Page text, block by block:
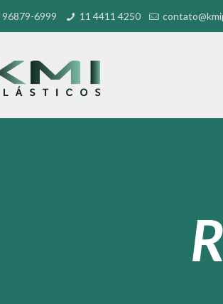
96879-6999 11 4411 4250